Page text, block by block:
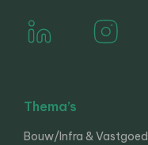
Thema’s
Bouw/Infra & Vastgoed